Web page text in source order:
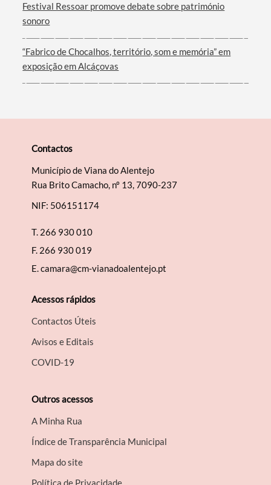
Festival Ressoar promove debate sobre património
sonoro
“Fabrico de Chocalhos, território, som e memória” em
exposição em Alcáçovas
Contactos
Município de Viana do Alentejo
Rua Brito Camacho, nº 13, 7090-237
NIF: 506151174
T. 266 930 010
F. 266 930 019
E.camara@cm-vianadoalentejo.pt
Acessos rápidos
Contactos Úteis
Avisos e Editais
COVID-19
Outros acessos
A Minha Rua
Índice de Transparência Municipal
Mapa do site
Política de Privacidade